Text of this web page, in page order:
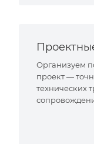
Организуем
проект —
технических